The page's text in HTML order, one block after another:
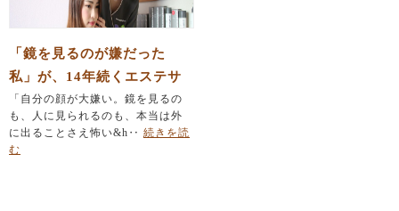
「鏡を見るのが嫌だった
私」が、14年続くエステサ
ロンのオーナーになれた理
由
「自分の顔が大嫌い。鏡を見るの
も、人に見られるのも、本当は外
に出ることさえ怖い&h‥ 続きを読
む